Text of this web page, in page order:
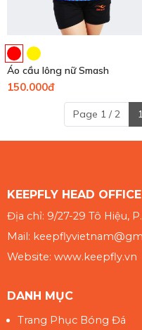
Áo cầu lông nữ Smash
150.000đ
Page 1 / 2
KEEPFLY HEAD OFFICE
Địa chỉ: 9/27-29 Tô Hiệu,
Mail:
Website: www.keepfly.vn
DANH MỤC
Trang Phục Bóng Đá